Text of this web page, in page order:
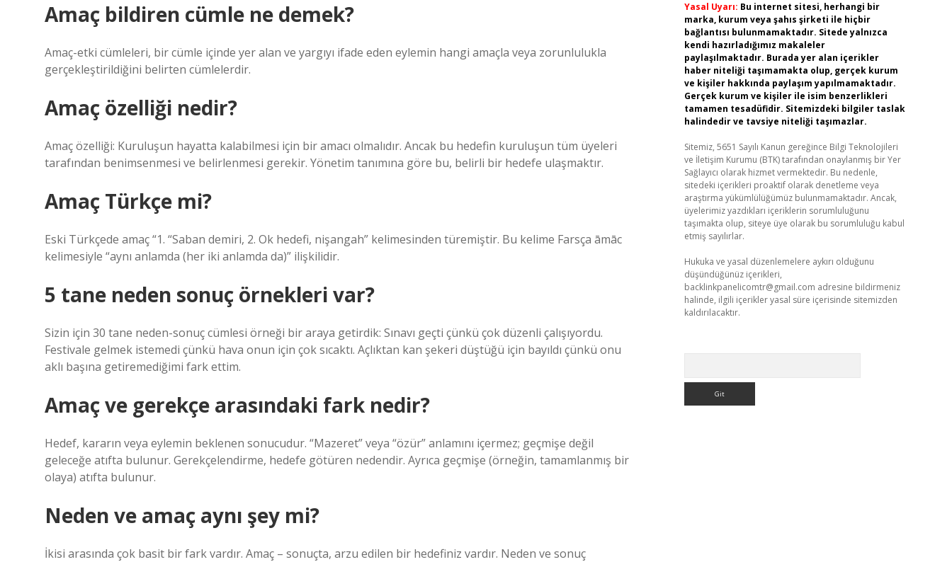
Amaç bildiren cümle ne demek?
Amaç-etki cümleleri, bir cümle içinde yer alan ve yargıyı ifade eden eylemin hangi amaçla veya zorunlulukla
gerçekleştirildiğini belirten cümlelerdir.
Amaç özelliği nedir?
Amaç özelliği: Kuruluşun hayatta kalabilmesi için bir amacı olmalıdır. Ancak bu hedefin kuruluşun tüm üyeleri
tarafından benimsenmesi ve belirlenmesi gerekir. Yönetim tanımına göre bu, belirli bir hedefe ulaşmaktır.
Amaç Türkçe mi?
Eski Türkçede amaç “1. “Saban demiri, 2. Ok hedefi, nişangah” kelimesinden türemiştir. Bu kelime Farsça āmāc
kelimesiyle “aynı anlamda (her iki anlamda da)” ilişkilidir.
5 tane neden sonuç örnekleri var?
Sizin için 30 tane neden-sonuç cümlesi örneği bir araya getirdik: Sınavı geçti çünkü çok düzenli çalışıyordu.
Festivale gelmek istemedi çünkü hava onun için çok sıcaktı. Açlıktan kan şekeri düştüğü için bayıldı çünkü onu
aklı başına getiremediğimi fark ettim.
Amaç ve gerekçe arasındaki fark nedir?
Hedef, kararın veya eylemin beklenen sonucudur. “Mazeret” veya “özür” anlamını içermez; geçmişe değil
geleceğe atıfta bulunur. Gerekçelendirme, hedefe götüren nedendir. Ayrıca geçmişe (örneğin, tamamlanmış bir
olaya) atıfta bulunur.
Neden ve amaç aynı şey mi?
İkisi arasında çok basit bir fark vardır. Amaç – sonuçta, arzu edilen bir hedefiniz vardır. Neden ve sonuç
Yasal Uyarı: Bu internet sitesi, herhangi bir
marka, kurum veya şahıs şirketi ile hiçbir
bağlantısı bulunmamaktadır. Sitede yalnızca
kendi hazırladığımız makaleler
paylaşılmaktadır. Burada yer alan içerikler
haber niteliği taşımamakta olup, gerçek kurum
ve kişiler hakkında paylaşım yapılmamaktadır.
Gerçek kurum ve kişiler ile isim benzerlikleri
tamamen tesadüfidir. Sitemizdeki bilgiler taslak
halindedir ve tavsiye niteliği taşımazlar.
Sitemiz, 5651 Sayılı Kanun gereğince Bilgi Teknolojileri
ve İletişim Kurumu (BTK) tarafından onaylanmış bir Yer
Sağlayıcı olarak hizmet vermektedir. Bu nedenle,
sitedeki içerikleri proaktif olarak denetleme veya
araştırma yükümlülüğümüz bulunmamaktadır. Ancak,
üyelerimiz yazdıkları içeriklerin sorumluluğunu
taşımakta olup, siteye üye olarak bu sorumluluğu kabul
etmiş sayılırlar.
Hukuka ve yasal düzenlemelere aykırı olduğunu
düşündüğünüz içerikleri,
backlinkpanelicomtr@gmail.com adresine bildirmeniz
halinde, ilgili içerikler yasal süre içerisinde sitemizden
kaldırılacaktır.